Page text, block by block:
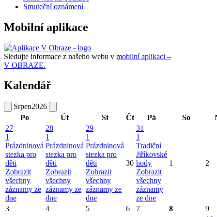
Smuteční oznámení
Mobilní aplikace
Sledujte informace z našeho webu v mobilní aplikaci –
V OBRAZE.
Kalendář
Srpen2026
Po
Út St Čt Pá So
27
1
Prázdninová
stezka pro
děti
Zobrazit
všechny
záznamy ze
dne
28
1
Prázdninová
stezka pro
děti
Zobrazit
všechny
záznamy ze
dne
29
1
Prázdninová
stezka pro
děti
Zobrazit
všechny
záznamy ze
dne
30
31
1
Tradiční
Jiříkovské
hody
Zobrazit
všechny
záznamy
ze dne
1 2
3 4 5 6 7 8 9